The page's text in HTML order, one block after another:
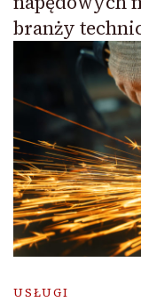
branży
USŁUGI